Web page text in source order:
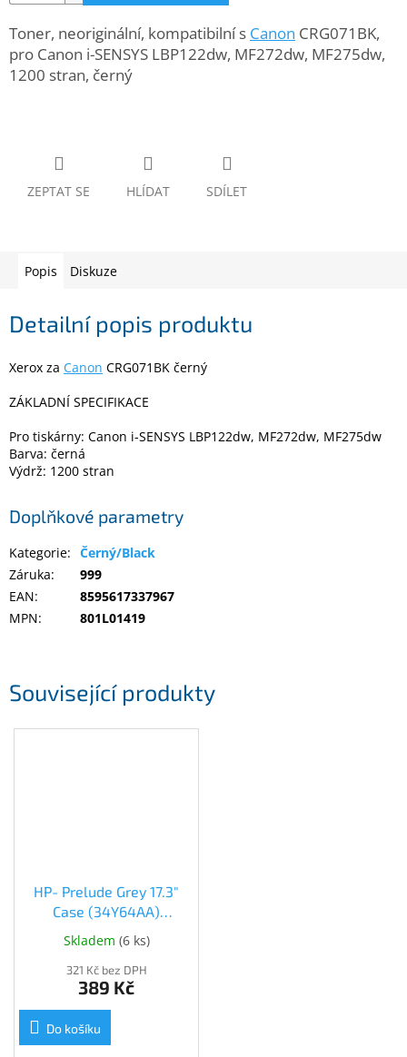
www.inpraise.cz
Gaming
sport
zahrada
Velké
spotřebiče
Počítače
a
notebooky
Elektronika
%
Black
Friday
VÝPRODEJ
zboží
MILESIGHT
Doprodej
Přihlášení
Toner, neoriginální, kompatibilní s Canon CRG071BK,
pro Canon i-SENSYS LBP122dw, MF272dw, MF275dw,
1200 stran, černý
ZEPTAT SE HLÍDAT SDÍLET
Související produkty
HP- Prelude Grey 17.3"
Case (34Y64AA)
(34Y64AA)
Skladem (6 ks)
321 Kč bez DPH
389 Kč
Do košíku
Popis Diskuze
Detailní popis produktu
Xerox za Canon CRG071BK černý
ZÁKLADNÍ SPECIFIKACE
Pro tiskárny: Canon i-SENSYS LBP122dw, MF272dw, MF275dw
Barva: černá
Výdrž: 1200 stran
Doplňkové parametry
Kategorie: Černý/Black
Záruka:
999
EAN:
8595617337967
MPN: 801L01419